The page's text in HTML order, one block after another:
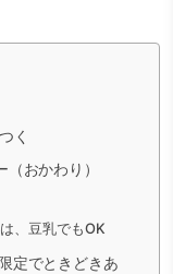
く
おかわり）
、豆乳でもOK
定でときどきあ